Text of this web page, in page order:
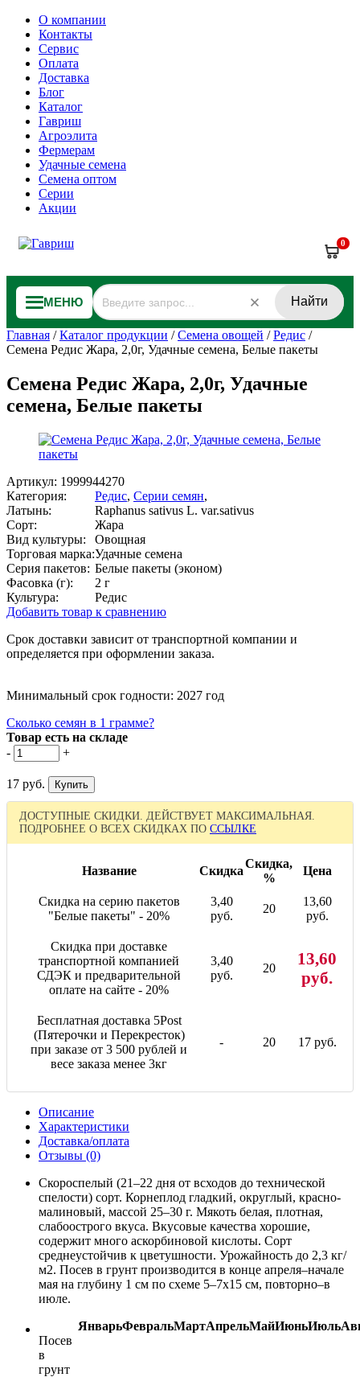
О компании
Контакты
Сервис
Оплата
Доставка
Блог
Каталог
Гавриш
Агроэлита
Фермерам
Удачные семена
Семена оптом
Серии
Акции
0
МЕНЮ Найти
Главная /Каталог продукции /Семена овощей /Редис /
Семена Редис Жара, 2,0г, Удачные семена, Белые пакеты
Семена Редис Жара, 2,0г, Удачные
семена, Белые пакеты
Артикул: 1999944270
Категория:
Редис, Серии семян,
Латынь:
Raphanus sativus L. var.sativus
Сорт:
Жара
Вид культуры:
Овощная
Торговая марка:Удачные семена
Серия пакетов: Белые пакеты (эконом)
Фасовка (г):
2 г
Культура:
Редис
Добавить товар к сравнению
Срок доставки зависит от транспортной компании и
определяется при оформлении заказа.
Минимальный срок годности: 2027 год
Сколько семян в 1 грамме?
Товар есть на складе
-
+
17 руб.
ДОСТУПНЫЕ СКИДКИ. ДЕЙСТВУЕТ МАКСИМАЛЬНАЯ.
ПОДРОБНЕЕ О ВСЕХ СКИДКАХ ПО ССЫЛКЕ
Название Скидка
Скидка,
%
Цена
Скидка на серию пакетов
"Белые пакеты" - 20%
3,40
руб.
20
13,60
руб.
Скидка при доставке
транспортной компанией
СДЭК и предварительной
оплате на сайте - 20%
3,40
руб.
20
13,60
руб.
Бесплатная доставка 5Post
(Пятерочки и Перекресток)
при заказе от 3 500 рублей и
весе заказа менее 3кг
- 20 17 руб.
Описание
Характеристики
Доставка/оплата
Отзывы (0)
Скороспелый (21–22 дня от всходов до технической
спелости) сорт. Корнеплод гладкий, округлый, красно-
малиновый, массой 25–30 г. Мякоть белая, плотная,
слабоострого вкуса. Вкусовые качества хорошие,
содержит много аскорбиновой кислоты. Сорт
среднеустойчив к цветушности. Урожайность до 2,3 кг/
м2. Посев в грунт производится в конце апреля–начале
мая на глубину 1 см по схеме 5–7x15 см, повторно–в
июле.
ЯнварьФевральМартАпрельМайИюньИюль
Посев
в
грунт